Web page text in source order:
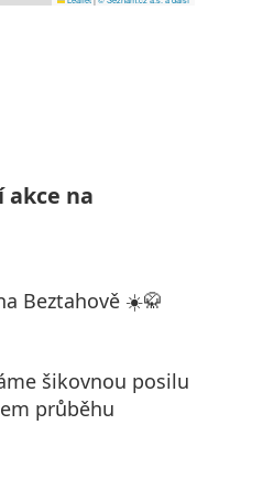
akce na
Beztahově ☀️🥋
šikovnou posilu
průběhu